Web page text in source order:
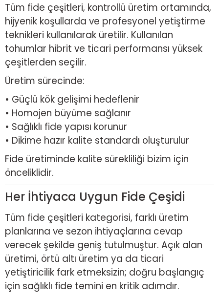
Tüm fide çeşitleri, kontrollü üretim ortamında,
hijyenik koşullarda ve profesyonel yetiştirme
teknikleri kullanılarak üretilir. Kullanılan
tohumlar hibrit ve ticari performansı yüksek
çeşitlerden seçilir.
Üretim sürecinde:
• Güçlü kök gelişimi hedeflenir
• Homojen büyüme sağlanır
• Sağlıklı fide yapısı korunur
• Dikime hazır kalite standardı oluşturulur
Fide üretiminde kalite sürekliliği bizim için
önceliklidir.
Her İhtiyaca Uygun Fide Çeşidi
Tüm fide çeşitleri kategorisi, farklı üretim
planlarına ve sezon ihtiyaçlarına cevap
verecek şekilde geniş tutulmuştur. Açık alan
üretimi, örtü altı üretim ya da ticari
yetiştiricilik fark etmeksizin; doğru başlangıç
için sağlıklı fide temini en kritik adımdır.